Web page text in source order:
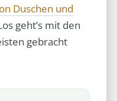
Duschen und
geht’s mit den
gebracht